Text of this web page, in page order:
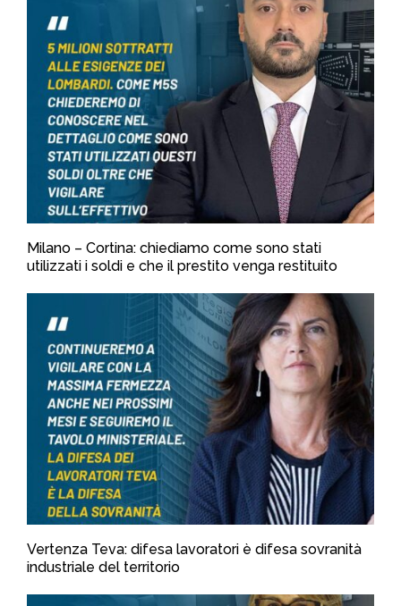
Milano – Cortina: chiediamo come sono stati
utilizzati i soldi e che il prestito venga restituito
Vertenza Teva: difesa lavoratori è difesa sovranità
industriale del territorio